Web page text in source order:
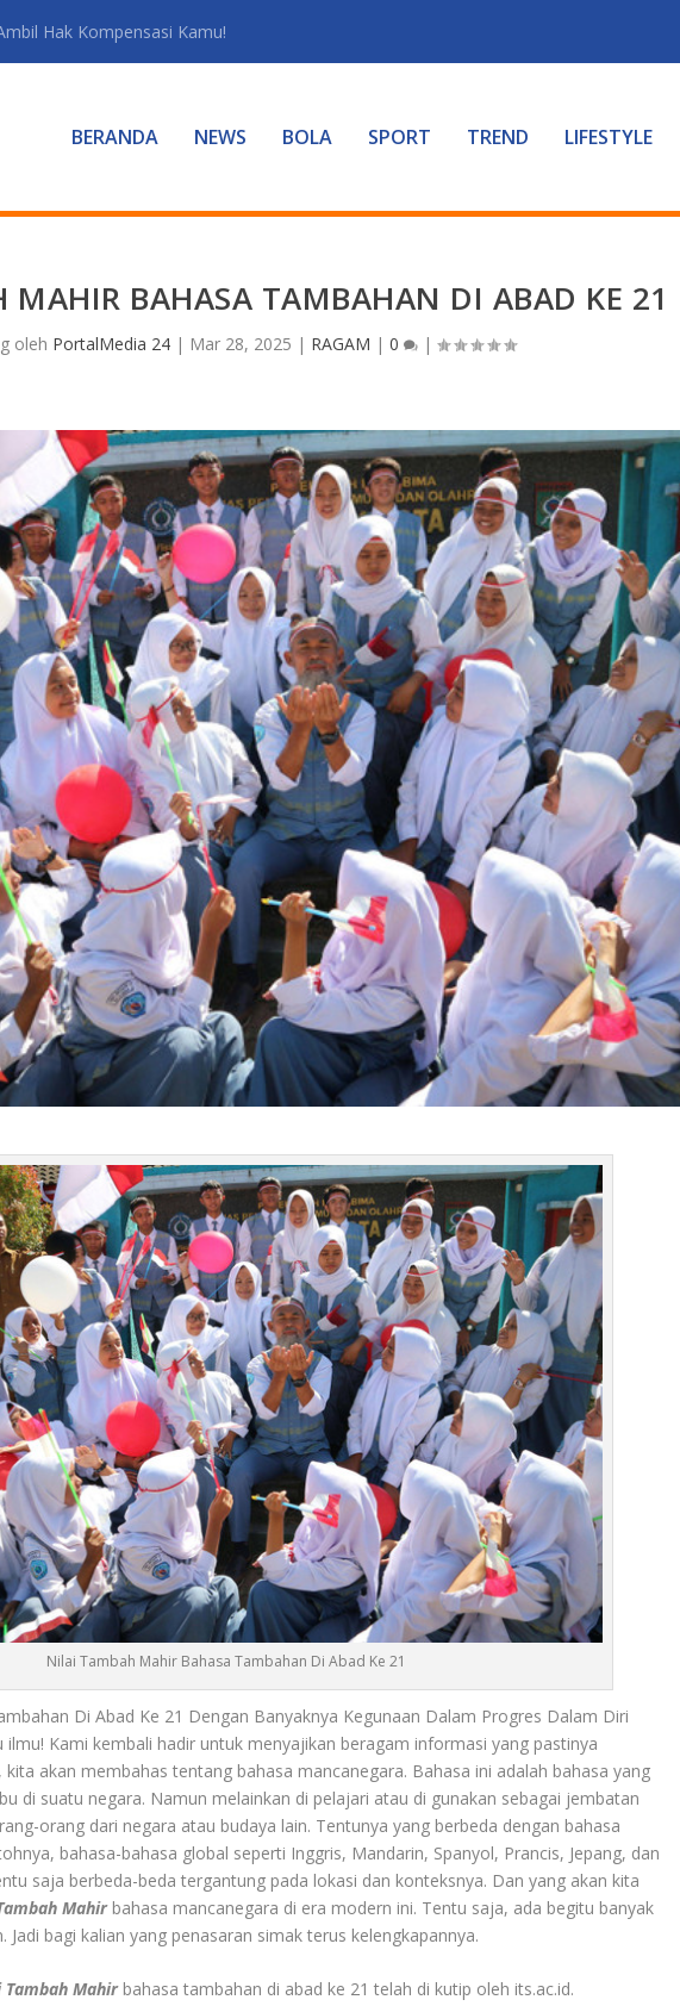
Hak Kompensasi Kamu!
BERANDA NEWS BOLA SPORT TREND LIFESTYLE
BAHASA TAMBAHAN DI ABAD KE 21
oleh PortalMedia 24 | Mar 28, 2025 | RAGAM |0 |
Nilai Tambah Mahir Bahasa Tambahan Di Abad Ke 21
Di Abad Ke 21 Dengan Banyaknya Kegunaan Dalam Progres Dalam Diri
ilmu! Kami kembali hadir untuk menyajikan beragam informasi yang pastinya
akan membahas tentang bahasa mancanegara. Bahasa ini adalah bahasa yang
di suatu negara. Namun melainkan di pelajari atau di gunakan sebagai jembatan
orang dari negara atau budaya lain. Tentunya yang berbeda dengan bahasa
bahasa-bahasa global seperti Inggris, Mandarin, Spanyol, Prancis, Jepang, dan
saja berbeda-beda tergantung pada lokasi dan konteksnya. Dan yang akan kita
Mahirbahasa mancanegara di era modern ini. Tentu saja, ada begitu banyak
bagi kalian yang penasaran simak terus kelengkapannya.
Mahirbahasa tambahan di abad ke 21 telah di kutip oleh its.ac.id.